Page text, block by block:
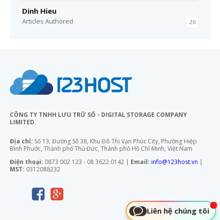
Dinh Hieu
Articles Authored 20
CÔNG TY TNHH LƯU TRỮ SỐ - DIGITAL STORAGE COMPANY
LIMITED.
Địa chỉ: Số 13, Đường Số 38, Khu Đô Thị Vạn Phúc City, Phường Hiệp
Bình Phước, Thành phố Thủ Đức, Thành phố Hồ Chí Minh, Việt Nam
Điện thoại: 0873 002 123 - 08 3622 0142 | Email: info@123host.vn |
MST: 0312088232
Liên hệ chúng tôi